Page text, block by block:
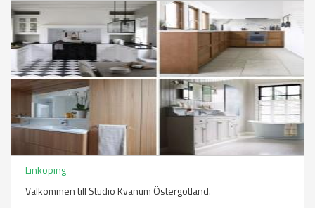
Linköping
Välkommen till Studio Kvänum Östergötland.